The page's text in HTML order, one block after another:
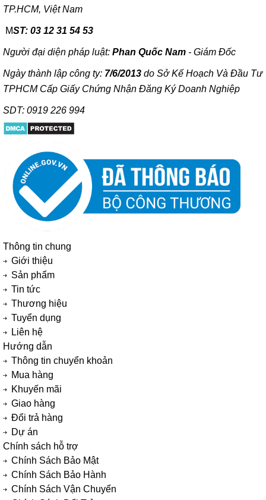
TP.HCM, Việt Nam
MST: 03 12 31 54 53
Người đại diện pháp luật: Phan Quốc Nam - Giám Đốc
Ngày thành lập công ty: 7/6/2013 do Sở Kế Hoạch Và Đầu Tư
TPHCM Cấp Giấy Chứng Nhận Đăng Ký Doanh Nghiệp
SDT: 0919 226 994
Thông tin chung
Giới thiệu
Sản phẩm
Tin tức
Thương hiệu
Tuyển dụng
Liên hệ
Hướng dẫn
Thông tin chuyển khoản
Mua hàng
Khuyến mãi
Giao hàng
Đổi trả hàng
Dự án
Chính sách hỗ trợ
Chính Sách Bảo Mật
Chính Sách Bảo Hành
Chính Sách Vận Chuyển